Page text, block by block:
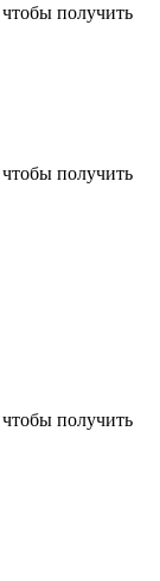
получить
получить
получить